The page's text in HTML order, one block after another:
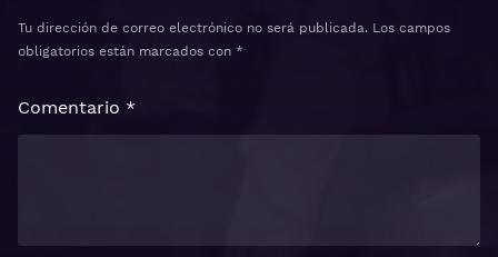
Tu dirección de correo electrónico no será publicada. Los campos
obligatorios están marcados con *
Comentario *